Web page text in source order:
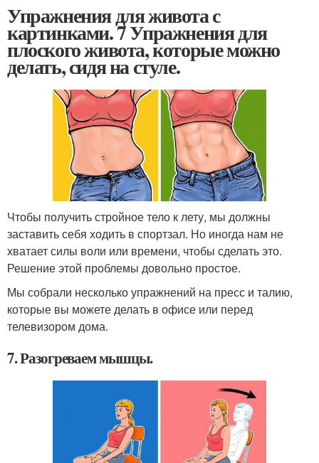
Упражнения для живота с
картинками. 7 Упражнения для
плоского живота, которые можно
делать, сидя на стуле.
Чтобы получить стройное тело к лету, мы должны
заставить себя ходить в спортзал. Но иногда нам не
хватает силы воли или времени, чтобы сделать это.
Решение этой проблемы довольно простое.
Мы собрали несколько упражнений на пресс ​​и талию,
которые вы можете делать в офисе или перед
телевизором дома.
7. Разогреваем мышцы.